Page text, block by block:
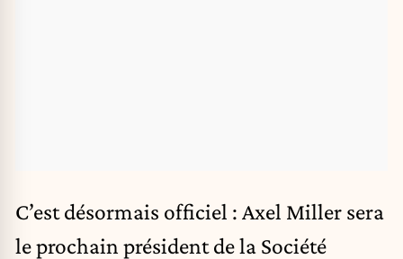
C’est désormais officiel : Axel Miller sera
le prochain président de la Société